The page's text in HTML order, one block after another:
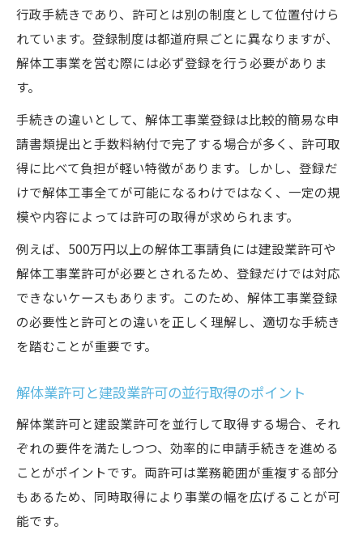
行政手続きであり、許可とは別の制度として位置付けら
れています。登録制度は都道府県ごとに異なりますが、
解体工事業を営む際には必ず登録を行う必要がありま
す。
手続きの違いとして、解体工事業登録は比較的簡易な申
請書類提出と手数料納付で完了する場合が多く、許可取
得に比べて負担が軽い特徴があります。しかし、登録だ
けで解体工事全てが可能になるわけではなく、一定の規
模や内容によっては許可の取得が求められます。
例えば、500万円以上の解体工事請負には建設業許可や
解体工事業許可が必要とされるため、登録だけでは対応
できないケースもあります。このため、解体工事業登録
の必要性と許可との違いを正しく理解し、適切な手続き
を踏むことが重要です。
解体業許可と建設業許可の並行取得のポイント
解体業許可と建設業許可を並行して取得する場合、それ
ぞれの要件を満たしつつ、効率的に申請手続きを進める
ことがポイントです。両許可は業務範囲が重複する部分
もあるため、同時取得により事業の幅を広げることが可
能です。